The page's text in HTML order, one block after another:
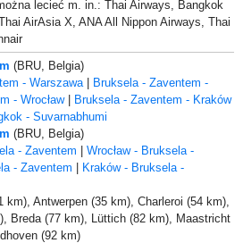
lecieć m. in.: Thai Airways, Bangkok
AirAsia X, ANA All Nippon Airways, Thai
(BRU, Belgia)
- Warszawa | Bruksela - Zaventem -
- Wrocław| Bruksela - Zaventem - Kraków
- Suvarnabhumi
(BRU, Belgia)
- Zaventem | Wrocław - Bruksela -
- Zaventem | Kraków - Bruksela -
Antwerpen (35 km), Charleroi (54 km),
Breda (77 km), Lüttich (82 km), Maastricht
(92 km)